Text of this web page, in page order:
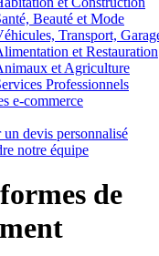
Beauté et Mode
Transport,
et Restauration
et Agriculture
Professionnels
e-commerce
devis personnalisé
notre équipe
de